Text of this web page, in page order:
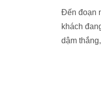
Đến đoạn
khách
dậm